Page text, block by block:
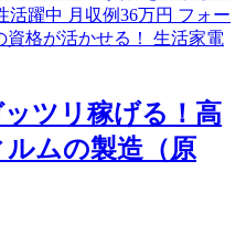
ッツリ稼げる！高
ムの製造（原